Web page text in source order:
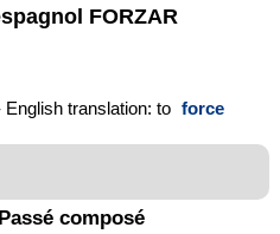
FORZAR
English translation: to force
Passé composé